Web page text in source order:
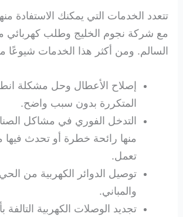
تتعدد الخدمات التي يمكنك الاستفادة
مع شركة نجوم الخليج وطلب كهربائي
السالم. ومن أكثر هذا الخدمات شيوعًا
إصلاح الأعطال وحل مشكلة
المتكررة بدون سبب واضح.
التدخل الفوري في مشاكل
منها رائحة خطرة أو تحدث فيها
تعمل.
توصيل الدوائر الكهربية من
والمباني.
تجديد الوصلات الكهربية التالفة